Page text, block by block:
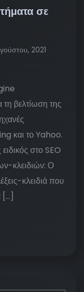
σε
2021
βελτίωση της
και το Yahoo.
στο SEO
κλειδιών: Ο
κλειδιά που
[…]